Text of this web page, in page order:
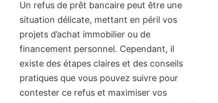
Un refus de prêt bancaire peut être une
situation délicate, mettant en péril vos
projets d’achat immobilier ou de
financement personnel. Cependant, il
existe des étapes claires et des conseils
pratiques que vous pouvez suivre pour
contester ce refus et maximiser vos